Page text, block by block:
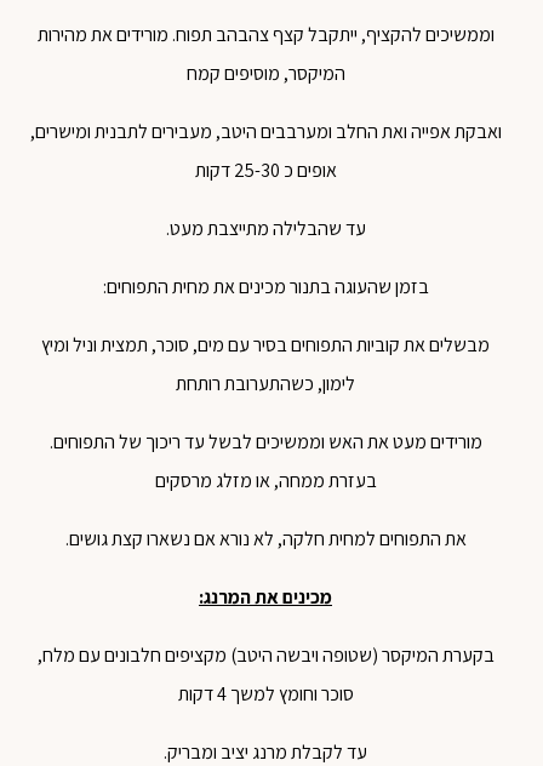
וממשיכים להקציף, ייתקבל קצף צהבהב תפוח. מורידים את מהירות
המיקסר, מוסיפים קמח
ואבקת אפייה ואת החלב ומערבבים היטב, מעבירים לתבנית ומישרים,
אופים כ 25-30 דקות
עד שהבלילה מתייצבת מעט.
בזמן שהעוגה בתנור מכינים את מחית התפוחים:
מבשלים את קוביות התפוחים בסיר עם מים, סוכר, תמצית וניל ומיץ
לימון, כשהתערובת רותחת
מורידים מעט את האש וממשיכים לבשל עד ריכוך של התפוחים.
בעזרת ממחה, או מזלג מרסקים
את התפוחים למחית חלקה, לא נורא אם נשארו קצת גושים.
מכינים את המרנג:
בקערת המיקסר (שטופה ויבשה היטב) מקציפים חלבונים עם מלח,
סוכר וחומץ למשך 4 דקות
עד לקבלת מרנג יציב ומבריק.